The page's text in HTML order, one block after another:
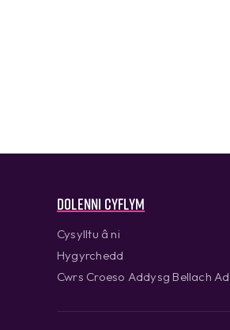
Dolenni cyflym
Cysylltu â ni
Hygyrchedd
Cwrs Croeso Addysg Bellach